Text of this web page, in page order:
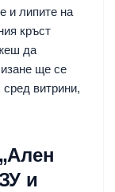
и липите на
кръст
да
ще се
витрини,
и